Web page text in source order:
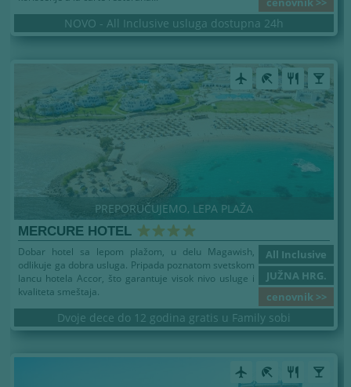
NOVO - All Inclusive usluga dostupna 24h
airplanemode_active beach_access restaurant local_bar
PREPORUČUJEMO, LEPA PLAŽA
MERCURE HOTEL
All Inclusive
JUŽNA HRG.
cenovnik >>
Dobar hotel sa lepom plažom, u delu Magawish,
odlikuje ga dobra usluga. Pripada poznatom svetskom
lancu hotela Accor, što garantuje visok nivo usluge i
kvaliteta smeštaja.
Dvoje dece do 12 godina gratis u Family sobi
airplanemode_active beach_access restaurant local_bar